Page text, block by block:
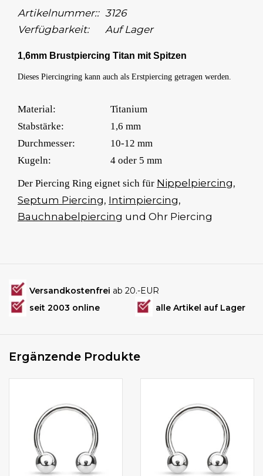
Artikelnummer:: 3126
Verfügbarkeit:
Auf Lager
1,6mm Brustpiercing Titan mit Spitzen
Dieses Piercingring kann auch als Erstpiercing getragen werden.
Material:
Titanium
Stabstärke:
1,6 mm
Durchmesser:
10-12 mm
Kugeln:
4 oder 5 mm
Der Piercing Ring eignet sich für Nippelpiercing,
Septum Piercing, Intimpiercing,
Bauchnabelpiercing und Ohr Piercing
Versandkostenfrei ab 20.-EUR
seit 2003 online
alle Artikel auf Lager
Ergänzende Produkte